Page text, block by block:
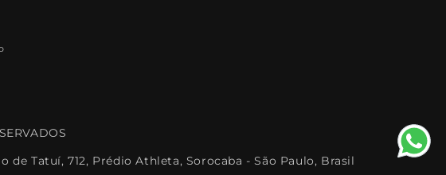
de Tatuí, 712, Prédio Athleta, Sorocaba - São Paulo, Brasil